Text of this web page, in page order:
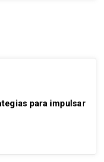
para impulsar